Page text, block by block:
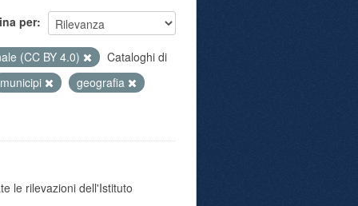
per
(CC BY 4.0)
Cataloghi di
municipi
geografia
le rilevazioni dell'Istituto